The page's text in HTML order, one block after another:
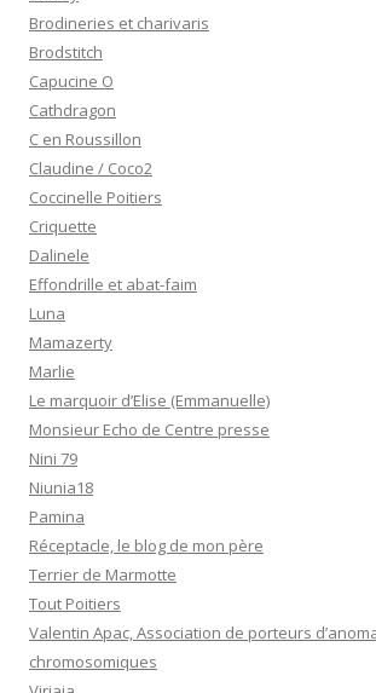
Brodineries et charivaris
Brodstitch
Capucine O
Cathdragon
C en Roussillon
Claudine / Coco2
Coccinelle Poitiers
Criquette
Dalinele
Effondrille et abat-faim
Luna
Mamazerty
Marlie
Le marquoir d’Elise (Emmanuelle)
Monsieur Echo de Centre presse
Nini 79
Niunia18
Pamina
Réceptacle, le blog de mon père
Terrier de Marmotte
Tout Poitiers
Valentin Apac, Association de porteurs
chromosomiques